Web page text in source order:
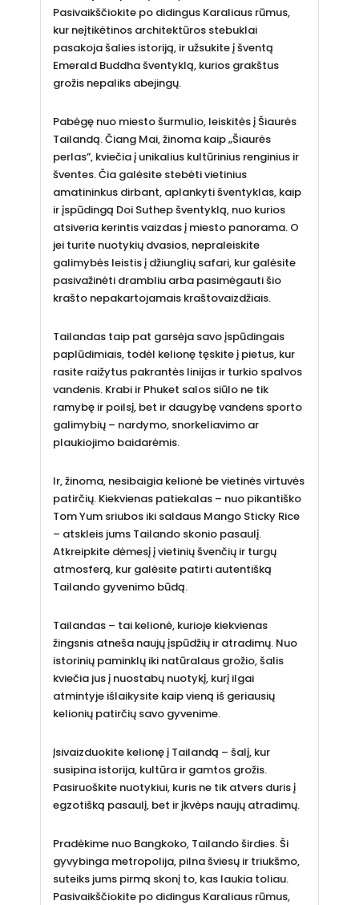
Pasivaikščiokite po didingus Karaliaus rūmus,
kur neįtikėtinos architektūros stebuklai
pasakoja šalies istoriją, ir užsukite į šventą
Emerald Buddha šventyklą, kurios grakštus
grožis nepaliks abejingų.
Pabėgę nuo miesto šurmulio, leiskitės į Šiaurės
Tailandą. Čiang Mai, žinoma kaip „Šiaurės
perlas”, kviečia į unikalius kultūrinius renginius ir
šventes. Čia galėsite stebėti vietinius
amatininkus dirbant, aplankyti šventyklas, kaip
ir įspūdingą Doi Suthep šventyklą, nuo kurios
atsiveria kerintis vaizdas į miesto panorama. O
jei turite nuotykių dvasios, nepraleiskite
galimybės leistis į džiunglių safari, kur galėsite
pasivažinėti drambliu arba pasimėgauti šio
krašto nepakartojamais kraštovaizdžiais.
Tailandas taip pat garsėja savo įspūdingais
paplūdimiais, todėl kelionę tęskite į pietus, kur
rasite raižytus pakrantės linijas ir turkio spalvos
vandenis. Krabi ir Phuket salos siūlo ne tik
ramybę ir poilsį, bet ir daugybę vandens sporto
galimybių – nardymo, snorkeliavimo ar
plaukiojimo baidarėmis.
Ir, žinoma, nesibaigia kelionė be vietinės virtuvės
patirčių. Kiekvienas patiekalas – nuo pikantiško
Tom Yum sriubos iki saldaus Mango Sticky Rice
– atskleis jums Tailando skonio pasaulį.
Atkreipkite dėmesį į vietinių švenčių ir turgų
atmosferą, kur galėsite patirti autentišką
Tailando gyvenimo būdą.
Tailandas – tai kelionė, kurioje kiekvienas
žingsnis atneša naujų įspūdžių ir atradimų. Nuo
istorinių paminklų iki natūralaus grožio, šalis
kviečia jus į nuostabų nuotykį, kurį ilgai
atmintyje išlaikysite kaip vieną iš geriausių
kelionių patirčių savo gyvenime.
Įsivaizduokite kelionę į Tailandą – šalį, kur
susipina istorija, kultūra ir gamtos grožis.
Pasiruoškite nuotykiui, kuris ne tik atvers duris į
egzotišką pasaulį, bet ir įkvėps naujų atradimų.
Pradėkime nuo Bangkoko, Tailando širdies. Ši
gyvybinga metropolija, pilna šviesų ir triukšmo,
suteiks jums pirmą skonį to, kas laukia toliau.
Pasivaikščiokite po didingus Karaliaus rūmus,